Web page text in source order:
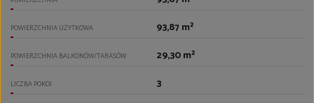
POWIERZCHNIA UŻYTKOWA 93,87 m²
POWIERZCHNIA BALKONÓW/TARASÓW 29,30 m²
LICZBA POKOI 3